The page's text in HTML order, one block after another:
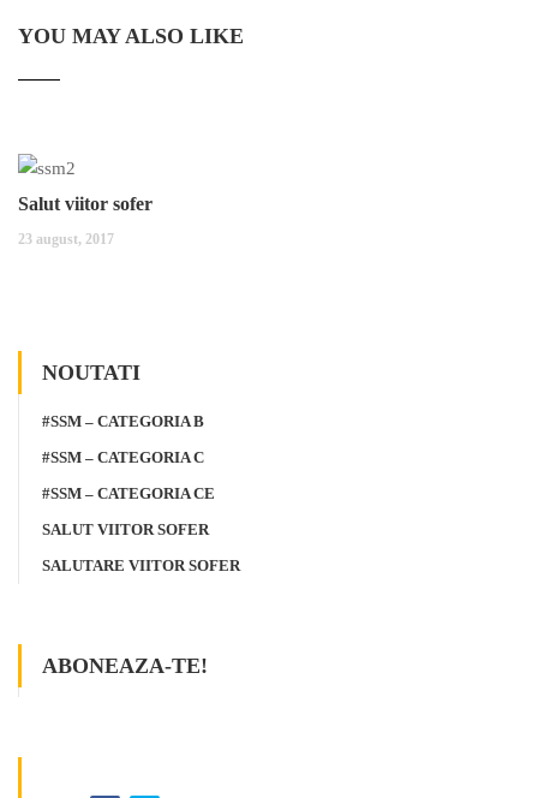
YOU MAY ALSO LIKE
Salut viitor sofer
23 august, 2017
NOUTATI
#SSM – CATEGORIA B
#SSM – CATEGORIA C
#SSM – CATEGORIA CE
SALUT VIITOR SOFER
SALUTARE VIITOR SOFER
ABONEAZA-TE!